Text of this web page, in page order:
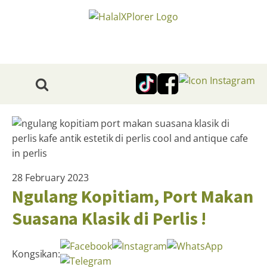
28 February 2023
Ngulang Kopitiam, Port Makan
Suasana Klasik di Perlis !
Kongsikan: